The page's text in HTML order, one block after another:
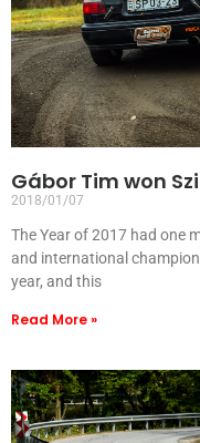
Gábor Tim won
2018/01/07
The Year of 2017 had one
and international
year, and this
Read More »